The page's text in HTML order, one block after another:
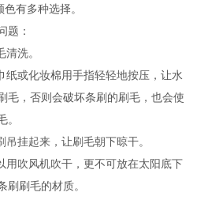
有多种选择。
题：
洗。
或化妆棉用手指轻轻地按压，让水
毛，否则会破坏条刷的刷毛，也会使
。
挂起来，让刷毛朝下晾干。
吹风机吹干，更不可放在太阳底下
刷刷毛的材质。